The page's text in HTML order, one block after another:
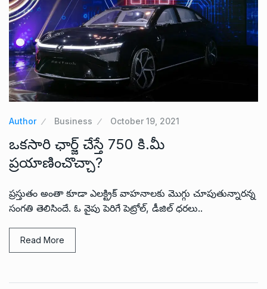
Author Business October 19, 2021
ఒకసారి ఛార్జ్‌ చేస్తే 750 కి.మీ
ప్రయాణించొచ్చా?
ప్రస్తుతం అంతా కూడా ఎలక్ట్రిక్ వాహనాలకు మొగ్గు చూపుతున్నారన్న
సంగతి తెలిసిందే. ఓ వైపు పెరిగే పెట్రోల్, డీజిల్ ధరలు..
Read More